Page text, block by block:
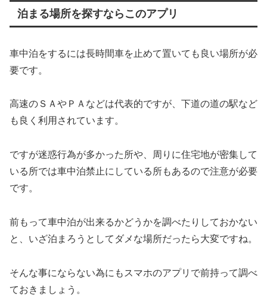
泊まる場所を探すならこのアプリ
車中泊をするには長時間車を止めて置いても良い場所が必
要です。
高速のＳＡやＰＡなどは代表的ですが、下道の道の駅など
も良く利用されています。
ですが迷惑行為が多かった所や、周りに住宅地が密集して
いる所では車中泊禁止にしている所もあるので注意が必要
です。
前もって車中泊が出来るかどうかを調べたりしておかない
と、いざ泊まろうとしてダメな場所だったら大変ですね。
そんな事にならない為にもスマホのアプリで前持って調べ
ておきましょう。